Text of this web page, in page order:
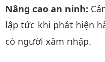
Nâng cao an ninh:
lập tức khi phát hiện
có người xâm nhập.